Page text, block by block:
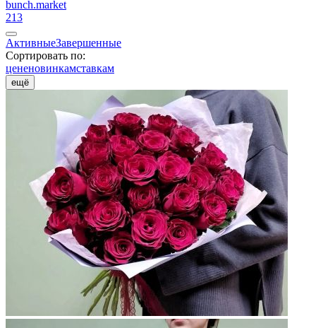
bunch.market
213
АктивныеЗавершенные
Сортировать по:
цененовинкамставкам
ещё